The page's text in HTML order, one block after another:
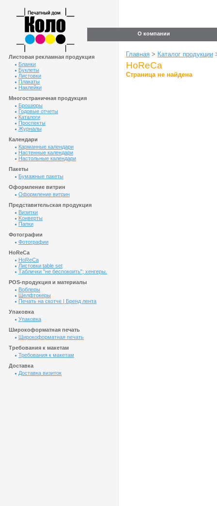
О компании
Листовая рекламная продукция
Бланки
Буклеты
Листовки
Плакаты
Наклейки
Многостраничная продукция
Брошюры
Годовые отчеты
Каталоги
Проспекты
Журналы
Календари
Карманные календари
Настенные календари
Настольные календари
Пакеты
Бумажные пакеты
Оформление витрин
Оформление витрин
Представительская продукция
Визитки
Kонверты
Папки
Фотографии
Фотографии
HoReCa
HoReCa
Листовки table set
Таблички "не беспокоить"; хенгеры.
POS-продукция и материалы
Воблеры
Шелфтокеры
Печать на скотче | Бренд лента
Упаковка
Упаковка
Широкоформатная печать
Широкоформатная печать
Требования к макетам
Требования к макетам
Доставка
Доставка визиток
Главная > Каталог продукции
HoReCa
Страница не найдена